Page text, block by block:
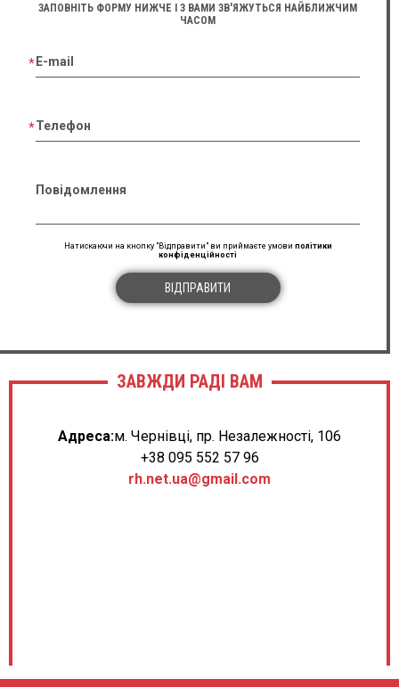
ЗАПОВНІТЬ ФОРМУ НИЖЧЕ І З ВАМИ ЗВ'ЯЖУТЬСЯ НАЙБЛИЖЧИМ
ЧАСОМ
E-mail
Телефон
Повідомлення
Натискаючи на кнопку "Відправити" ви приймаєте умови політики
конфіденційності
ВІДПРАВИТИ
ЗАВЖДИ РАДІ ВАМ
Адреса:м. Чернівці, пр. Незалежності, 106
+38 095 552 57 96
rh.net.ua@gmail.com